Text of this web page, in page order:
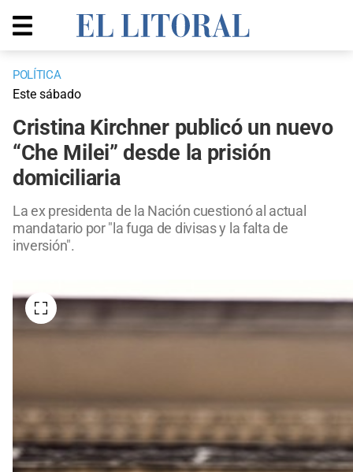
POLÍTICA
Este sábado
Cristina Kirchner publicó un nuevo
“Che Milei” desde la prisión
domiciliaria
La ex presidenta de la Nación cuestionó al actual
mandatario por "la fuga de divisas y la falta de
inversión".